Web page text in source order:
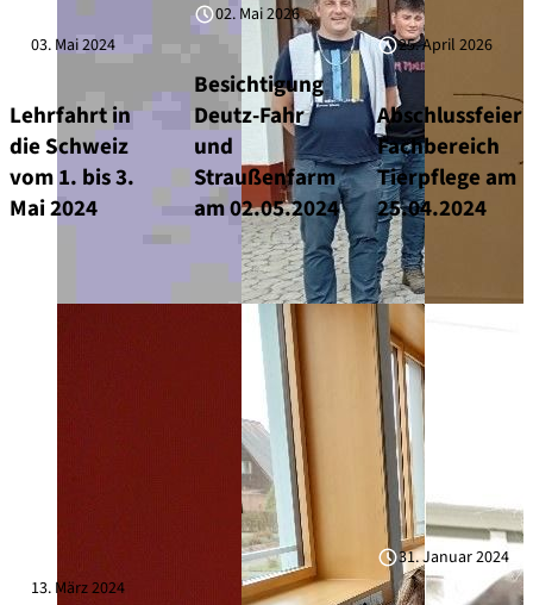
03. Mai 2024
Lehrfahrt in
die Schweiz
vom 1. bis 3.
Mai 2024
02. Mai 2026
Besichtigung
Deutz-Fahr
und
Straußenfarm
am 02.05.2024
25. April 2026
Abschlussfeier
Fachbereich
Tierpflege am
25.04.2024
13. März 2024
31. Januar 2024